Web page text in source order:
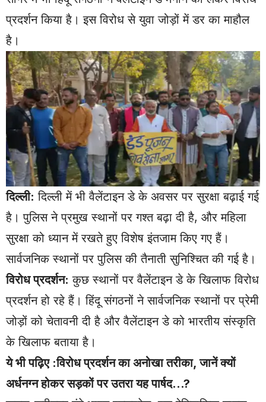
प्रदर्शन किया है। इस विरोध से युवा जोड़ों में डर का माहौल
है।
दिल्ली: दिल्ली में भी वैलेंटाइन डे के अवसर पर सुरक्षा बढ़ाई गई
है। पुलिस ने प्रमुख स्थानों पर गश्त बढ़ा दी है, और महिला
सुरक्षा को ध्यान में रखते हुए विशेष इंतजाम किए गए हैं।
सार्वजनिक स्थानों पर पुलिस की तैनाती सुनिश्चित की गई है।
विरोध प्रदर्शन: कुछ स्थानों पर वैलेंटाइन डे के खिलाफ विरोध
प्रदर्शन हो रहे हैं। हिंदू संगठनों ने सार्वजनिक स्थानों पर प्रेमी
जोड़ों को चेतावनी दी है और वैलेंटाइन डे को भारतीय संस्कृति
के खिलाफ बताया है।
ये भी पढ़िए :विरोध प्रदर्शन का अनोखा तरीका, जानें क्यों
अर्धनग्न होकर सड़कों पर उतरा यह पार्षद…?